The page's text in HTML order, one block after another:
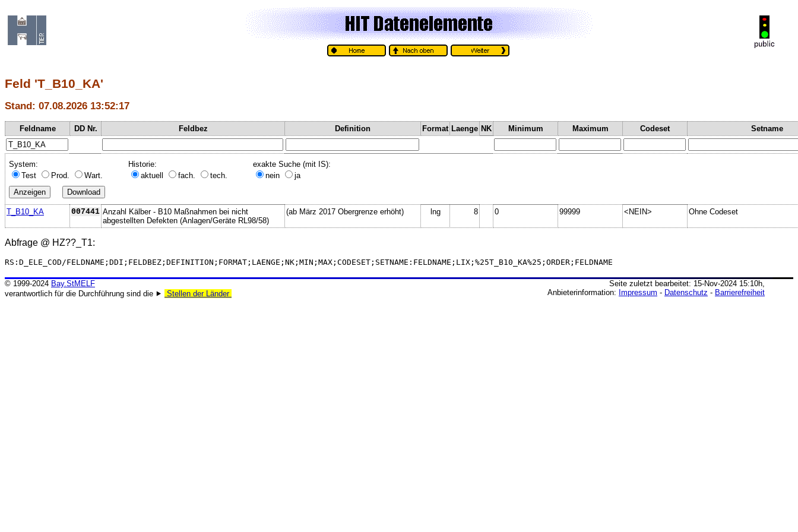
Feld 'T_B10_KA'
Stand: 07.08.2026 13:52:17
Feldname DD Nr. Feldbez Definition Format Laenge NK Minimum Maximum Codeset Setname
System:
Test
Prod. Wart.
Historie:
aktuell
fach. tech.
exakte Suche (mit IS):
nein
ja
T_B10_KA 007441 Anzahl Kälber - B10 Maßnahmen bei nicht
abgestellten Defekten (Anlagen/Geräte RL98/58)
(ab März 2017 Obergrenze erhöht) lng 8 0 99999 <NEIN> Ohne Codeset
Abfrage @ HZ??_T1:
RS:D_ELE_COD/FELDNAME;DDI;FELDBEZ;DEFINITION;FORMAT;LAENGE;NK;MIN;MAX;CODESET;SETNAME:FELDNAME;LIX;%25T_B10_KA%25;ORDER;FELDNAME
Seite zuletzt bearbeitet: 15-Nov-2024 15:10h,
Anbieterinformation: Impressum - Datenschutz - Barrierefreiheit
© 1999-2024 Bay.StMELF
verantwortlich für die Durchführung sind die ⯈
Stellen der Länder